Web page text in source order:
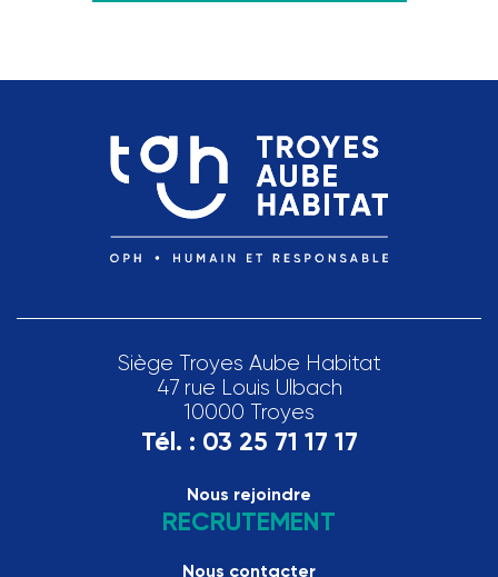
Siège Troyes Aube Habitat
47 rue Louis Ulbach
10000 Troyes
Tél. : 03 25 71 17 17
Nous rejoindre
RECRUTEMENT
Nous contacter